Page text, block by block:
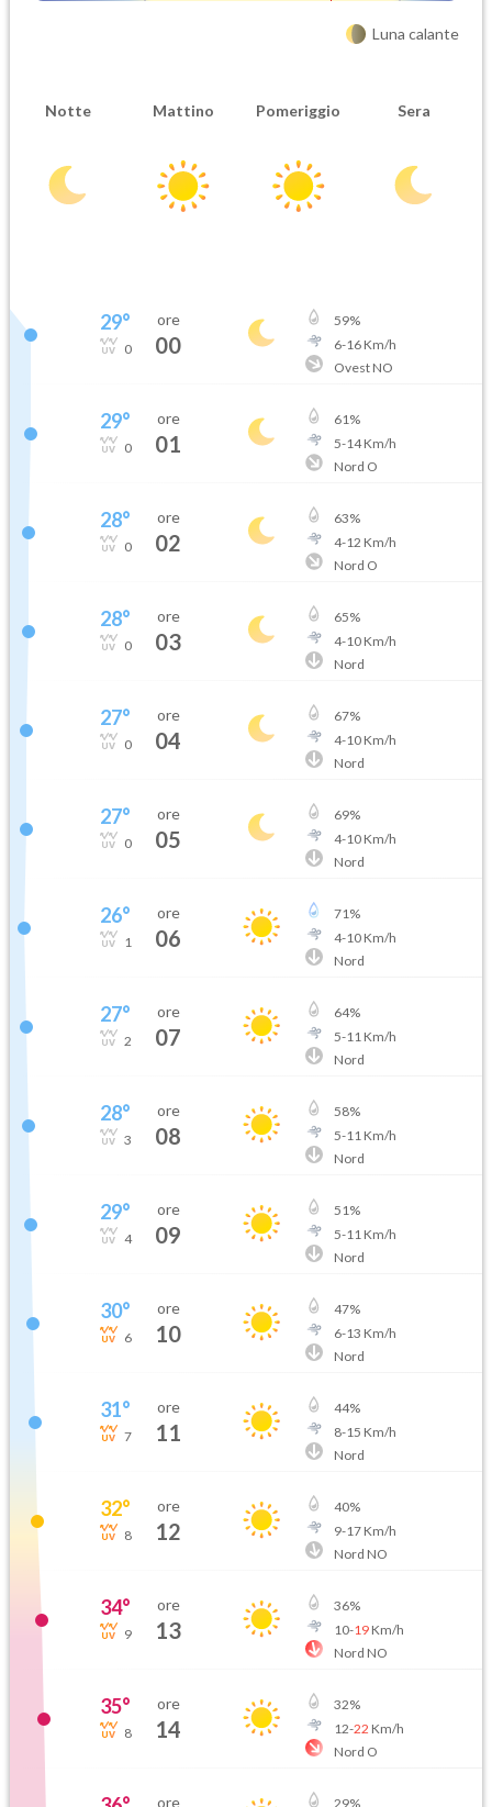
Luna calante
Notte Mattino Pomeriggio Sera
29°
0
ore
00
59%
6-16Km/h
Ovest NO
29°
0
ore
01
61%
5-14Km/h
Nord O
28°
0
ore
02
63%
4-12 Km/h
Nord O
28°
0
ore
03
65%
4-10Km/h
Nord
27°
0
ore
04
67%
4-10Km/h
Nord
27°
0
ore
05
69%
4-10Km/h
Nord
26°
1
ore
06
71%
4-10Km/h
Nord
27°
2
ore
07
64%
5-11 Km/h
Nord
28°
3
ore
08
58%
5-11 Km/h
Nord
29°
4
ore
09
51%
5-11 Km/h
Nord
30°
6
ore
10
47%
6-13 Km/h
Nord
31°
7
ore
11
44%
8-15 Km/h
Nord
32°
8
ore
12
40%
9-17Km/h
Nord NO
34°
9
ore
13
36%
10-19Km/h
Nord NO
35°
8
ore
14
32%
12-22 Km/h
Nord O
ore 29%